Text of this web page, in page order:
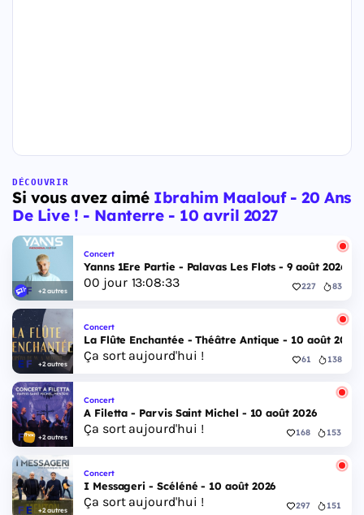
DÉCOUVRIR
Si vous avez aimé Ibrahim Maalouf - 20 Ans
De Live ! - Nanterre - 10 avril 2027
+2 autres
Concert
Yanns 1Ere Partie - Palavas Les Flots - 9 août 2026
00 jour 13:08:32 227 83
+2 autres
Concert
La Flûte Enchantée - Théâtre Antique - 10 août 2026
Ça sort aujourd'hui ! 61 138
+2 autres
Concert
A Filetta - Parvis Saint Michel - 10 août 2026
Ça sort aujourd'hui ! 168 153
+2 autres
Concert
I Messageri - Scéléné - 10 août 2026
Ça sort aujourd'hui ! 297 151